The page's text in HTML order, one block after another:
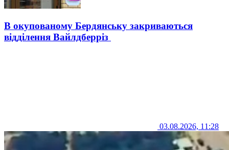
В окупованому Бердянську закриваються
відділення Вайлдберріз
03.08.2026, 11:28